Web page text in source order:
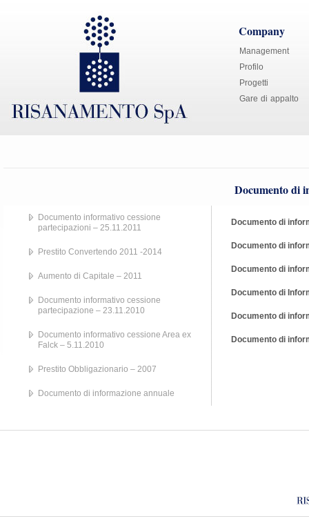
Company
Management
Profilo
Progetti
Gare di appalto
Documento di
Documento di
Documento di
Documento di
Documento di
Documento di
Documento di
Documento informativo cessione
partecipazioni – 25.11.2011
Prestito Convertendo 2011 -2014
Aumento di Capitale – 2011
Documento informativo cessione
partecipazione – 23.11.2010
Documento informativo cessione Area ex
Falck – 5.11.2010
Prestito Obbligazionario – 2007
Documento di informazione annuale